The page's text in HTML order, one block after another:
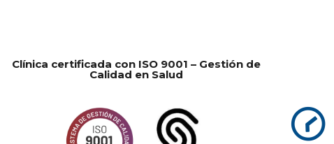
Clínica certificada con ISO 9001 – Gestión de
Calidad en Salud